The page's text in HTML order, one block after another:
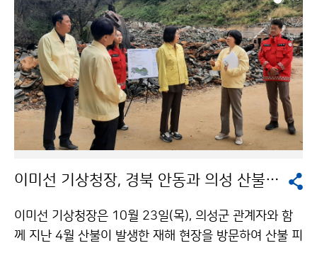
이미선 기상청장, 경북 안동과 의성 산불 재해 현장 방문
이미선 기상청장은 10월 23일(목), 의성군 관계자와 함
께 지난 4월 산불이 발생한 재해 현장을 방문하여 산불 피